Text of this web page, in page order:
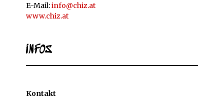
E-Mail:info@chiz.at
www.chiz.at
INFOS
Kontakt